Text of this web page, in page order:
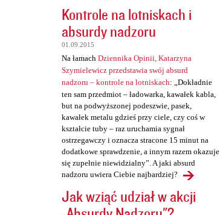
Kontrole na lotniskach i
absurdy nadzoru
01.09.2015
Na łamach Dziennika Opinii, Katarzyna
Szymielewicz przedstawia swój absurd
nadzoru – kontrole na lotniskach: „Dokładnie
ten sam przedmiot – ładowarka, kawałek kabla,
but na podwyższonej podeszwie, pasek,
kawałek metalu gdzieś przy ciele, czy coś w
kształcie tuby – raz uruchamia sygnał
ostrzegawczy i oznacza stracone 15 minut na
dodatkowe sprawdzenie, a innym razem okazuje
się zupełnie niewidzialny”. A jaki absurd
nadzoru uwiera Ciebie najbardziej?
Jak wziąć udział w akcji